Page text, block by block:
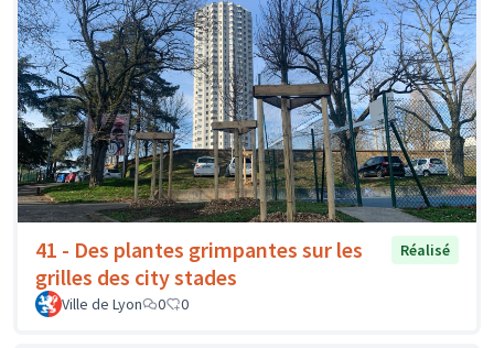
41 - Des plantes grimpantes sur les
grilles des city stades
Réalisé
Ville de Lyon 0 0